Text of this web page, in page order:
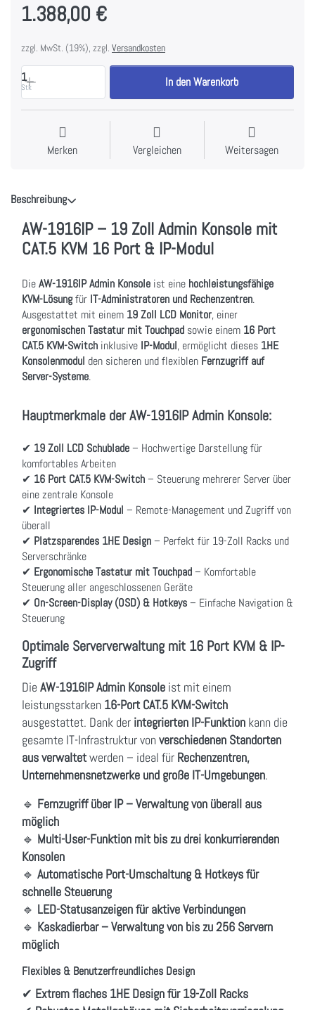
1.388,00 €
zzgl. MwSt. (19%), zzgl. Versandkosten
1
Stk In den Warenkorb
Merken Vergleichen Weitersagen
Beschreibung
AW-1916IP – 19 Zoll Admin Konsole mit
CAT.5 KVM 16 Port & IP-Modul
DieAW-1916IP Admin Konsole ist eine hochleistungsfähige
KVM-Lösungfür IT-Administratoren und Rechenzentren.
Ausgestattet mit einem 19 Zoll LCD Monitor, einer
ergonomischen Tastatur mit Touchpad sowie einem 16 Port
CAT.5 KVM-Switch inklusive IP-Modul, ermöglicht dieses 1HE
Konsolenmodul den sicheren und flexiblen Fernzugriff auf
Server-Systeme.
Hauptmerkmale der AW-1916IP Admin Konsole:
✔ 19 Zoll LCD Schublade– Hochwertige Darstellung für
komfortables Arbeiten
✔ 16 Port CAT.5 KVM-Switch– Steuerung mehrerer Server über
eine zentrale Konsole
✔ Integriertes IP-Modul – Remote-Management und Zugriff von
überall
✔ Platzsparendes 1HE Design– Perfekt für 19-Zoll Racks und
Serverschränke
✔ Ergonomische Tastatur mit Touchpad– Komfortable
Steuerung aller angeschlossenen Geräte
✔ On-Screen-Display (OSD) & Hotkeys– Einfache Navigation &
Steuerung
Optimale Serververwaltung mit 16 Port KVM & IP-
Zugriff
Die AW-1916IP Admin Konsole ist mit einem
leistungsstarken 16-Port CAT.5 KVM-Switch
ausgestattet. Dank der integrierten IP-Funktion kann die
gesamte IT-Infrastruktur von verschiedenen Standorten
aus verwaltetwerden – ideal für Rechenzentren,
Unternehmensnetzwerke und große IT-Umgebungen.
🔹 Fernzugriff über IP – Verwaltung von überall aus
möglich
🔹 Multi-User-Funktion mit bis zu drei konkurrierenden
Konsolen
🔹 Automatische Port-Umschaltung & Hotkeys für
schnelle Steuerung
🔹 LED-Statusanzeigen für aktive Verbindungen
🔹 Kaskadierbar – Verwaltung von bis zu 256 Servern
möglich
Flexibles & Benutzerfreundliches Design
✔ Extrem flaches 1HE Design für 19-Zoll Racks